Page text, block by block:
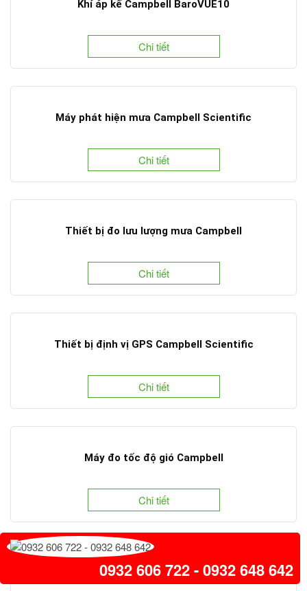
Khí áp kế Campbell BaroVUE10
Chi tiết
Máy phát hiện mưa Campbell Scientific
Chi tiết
Thiết bị đo lưu lượng mưa Campbell
Chi tiết
Thiết bị định vị GPS Campbell Scientific
Chi tiết
Máy đo tốc độ gió Campbell
Chi tiết
Máy đo nồng độ bụi DURAG
0932 606 722 - 0932 648 642